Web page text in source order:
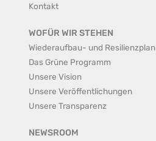
Kontakt
WOFÜR WIR STEHEN
Wiederaufbau- und Resilienzplan
Das Grüne Programm
Unsere Vision
Unsere Veröffentlichungen
Unsere Transparenz
NEWSROOM